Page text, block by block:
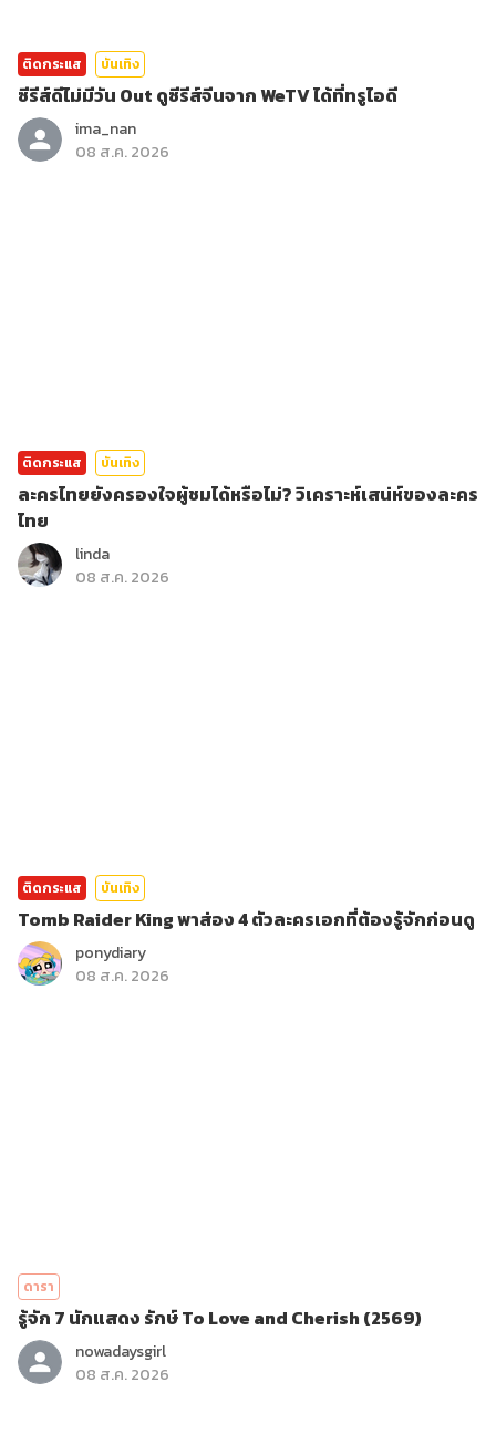
ติดกระแส บันเทิง
ซีรีส์ดีไม่มีวัน Out ดูซีรีส์จีนจาก WeTV ได้ที่ทรูไอดี
ima_nan
08 ส.ค. 2026
ติดกระแส บันเทิง
ละครไทยยังครองใจผู้ชมได้หรือไม่? วิเคราะห์เสน่ห์ของละคร
ไทย
linda
08 ส.ค. 2026
ติดกระแส บันเทิง
Tomb Raider King พาส่อง 4 ตัวละครเอกที่ต้องรู้จักก่อนดู
ponydiary
08 ส.ค. 2026
ดารา
รู้จัก 7 นักแสดง รักษ์ To Love and Cherish (2569)
nowadaysgirl
08 ส.ค. 2026